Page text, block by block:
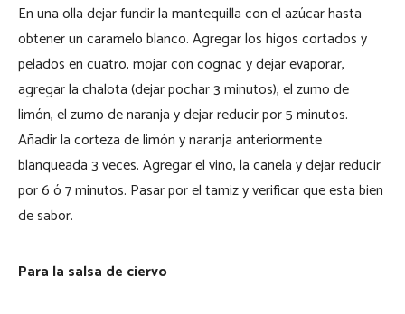
En una olla dejar fundir la mantequilla con el azúcar hasta
obtener un caramelo blanco. Agregar los higos cortados y
pelados en cuatro, mojar con cognac y dejar evaporar,
agregar la chalota (dejar pochar 3 minutos), el zumo de
limón, el zumo de naranja y dejar reducir por 5 minutos.
Añadir la corteza de limón y naranja anteriormente
blanqueada 3 veces. Agregar el vino, la canela y dejar reducir
por 6 ó 7 minutos. Pasar por el tamiz y verificar que esta bien
de sabor.
Para la salsa de ciervo